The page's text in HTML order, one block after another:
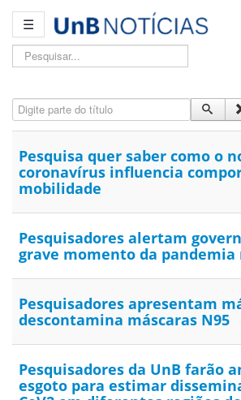
☰
Pesquisar...
Digite parte do título
Pesquisa quer saber como o
coronavírus influencia
mobilidade
Pesquisadores alertam
grave momento da pandemia
Pesquisadores apresentam
descontamina máscaras N95
Pesquisadores da UnB farão
esgoto para estimar